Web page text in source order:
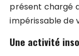
présent chargé
impérissable de
Une activité